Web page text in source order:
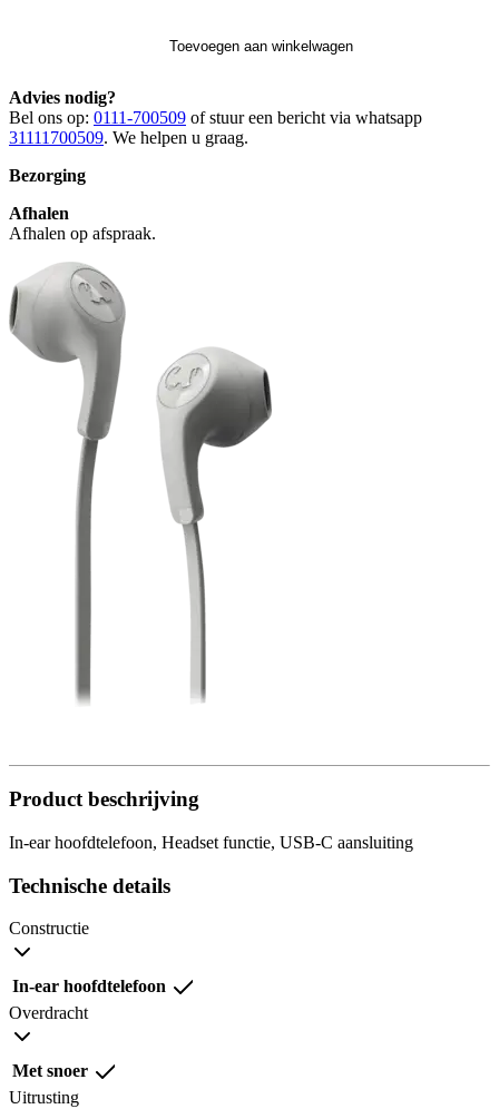
Toevoegen aan winkelwagen
Advies nodig?
Bel ons op: 0111-700509 of stuur een bericht via whatsapp
31111700509. We helpen u graag.
Bezorging
Afhalen
Afhalen op afspraak.
Product beschrijving
In-ear hoofdtelefoon, Headset functie, USB-C aansluiting
Technische details
Constructie
In-ear hoofdtelefoon
Overdracht
Met snoer
Uitrusting